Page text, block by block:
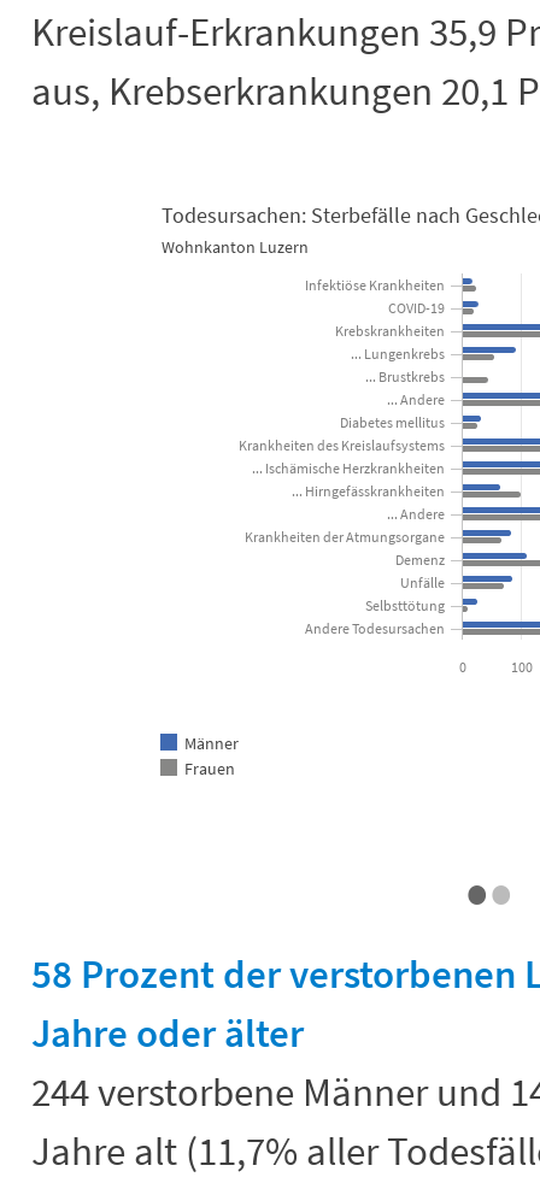
Kreislauf-Erkrankungen 35,9
aus, Krebserkrankungen 20,1
Todesursachen: Sterbefälle nach
View as data table, Todesursachen: Sterbefälle nach Geschlecht 2023
The chart has 1 X axis displaying categories.
The chart has 1 Y axis displaying Anzahl Sterbefälle. Data
Todesursachen: Sterbefälle nach
Wohnkanton Luzern
Männer
Frauen
0 100
Infektiöse Krankheiten
COVID-19
Krebskrankheiten
... Lungenkrebs
... Brustkrebs
... Andere
Diabetes mellitus
Krankheiten des Kreislaufsystems
... Ischämische Herzkrankheiten
... Hirngefässkrankheiten
... Andere
Krankheiten der Atmungsorgane
Demenz
Unfälle
Selbsttötung
Andere Todesursachen
••
58 Prozent der verstorbenen
Jahre oder älter
244 verstorbene Männer und
Jahre alt (11,7% aller